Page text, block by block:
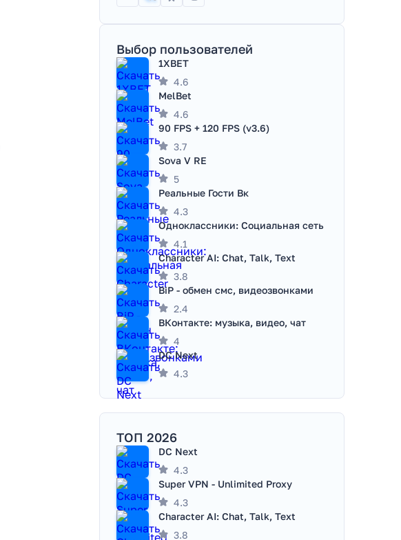
Выбор пользователей
1XBET
4.6
MelBet
4.6
90 FPS + 120 FPS (v3.6)
3.7
Sova V RE
5
Реальные Гости Вк
4.3
Одноклассники: Социальная сеть
4.1
Character AI: Chat, Talk, Text
3.8
BiP - обмен смс, видеозвонками
2.4
ВКонтакте: музыка, видео, чат
4
DC Next
4.3
ТОП 2026
DC Next
4.3
Super VPN - Unlimited Proxy
4.3
Character AI: Chat, Talk, Text
3.8